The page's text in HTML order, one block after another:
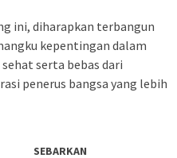
ini, diharapkan terbangun
kepentingan dalam
serta bebas dari
penerus bangsa yang lebih
SEBARKAN